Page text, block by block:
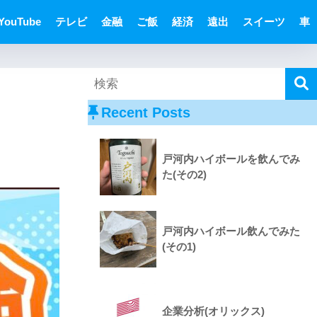
テレビ 金融 ご飯 経済 遠出 スイーツ 車
Recent Posts
戸河内ハイボールを飲んでみ
た(その2)
戸河内ハイボール飲んでみた
(その1)
企業分析(オリックス)